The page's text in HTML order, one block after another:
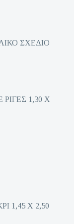
ΣΧΕΔΙΟ
1,30 Χ
1,45 Χ 2,50